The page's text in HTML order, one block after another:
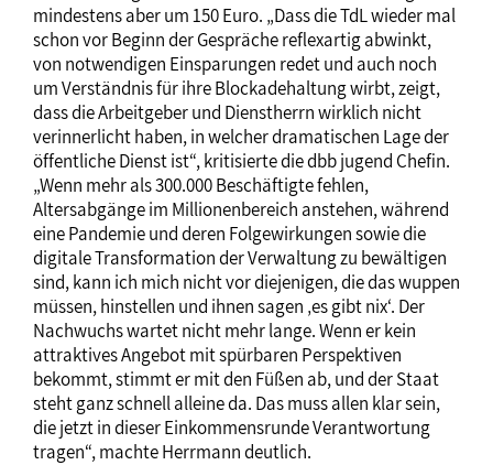
mindestens aber um 150 Euro. „Dass die TdL wieder mal
schon vor Beginn der Gespräche reflexartig abwinkt,
von notwendigen Einsparungen redet und auch noch
um Verständnis für ihre Blockadehaltung wirbt, zeigt,
dass die Arbeitgeber und Dienstherrn wirklich nicht
verinnerlicht haben, in welcher dramatischen Lage der
öffentliche Dienst ist“, kritisierte die dbb jugend Chefin.
„Wenn mehr als 300.000 Beschäftigte fehlen,
Altersabgänge im Millionenbereich anstehen, während
eine Pandemie und deren Folgewirkungen sowie die
digitale Transformation der Verwaltung zu bewältigen
sind, kann ich mich nicht vor diejenigen, die das wuppen
müssen, hinstellen und ihnen sagen ‚es gibt nix‘. Der
Nachwuchs wartet nicht mehr lange. Wenn er kein
attraktives Angebot mit spürbaren Perspektiven
bekommt, stimmt er mit den Füßen ab, und der Staat
steht ganz schnell alleine da. Das muss allen klar sein,
die jetzt in dieser Einkommensrunde Verantwortung
tragen“, machte Herrmann deutlich.